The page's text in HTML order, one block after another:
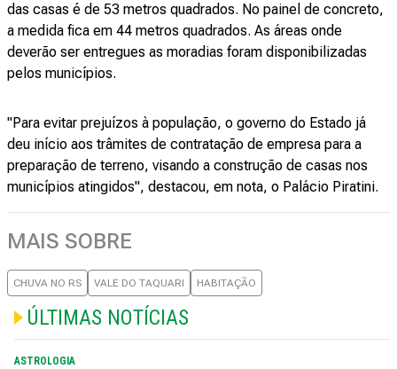
das casas é de 53 metros quadrados. No painel de concreto,
a medida fica em 44 metros quadrados. As áreas onde
deverão ser entregues as moradias foram disponibilizadas
pelos municípios.
"Para evitar prejuízos à população, o governo do Estado já
deu início aos trâmites de contratação de empresa para a
preparação de terreno, visando a construção de casas nos
municípios atingidos", destacou, em nota, o Palácio Piratini.
MAIS SOBRE
CHUVA NO RS VALE DO TAQUARI HABITAÇÃO
ÚLTIMAS NOTÍCIAS
ASTROLOGIA